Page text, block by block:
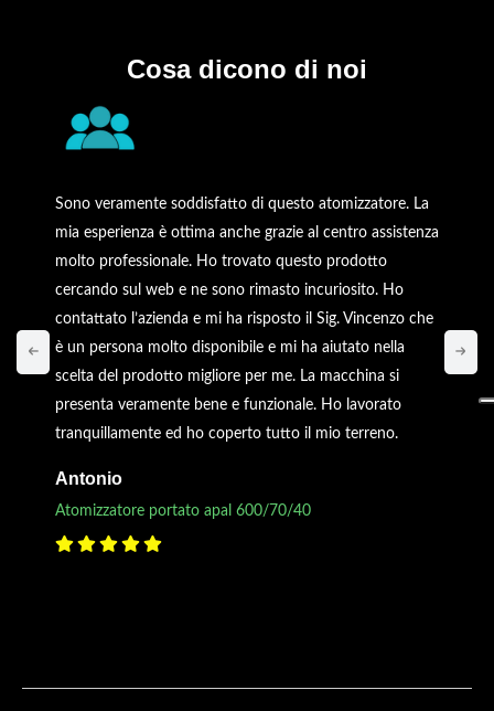
Cosa dicono di noi
Sono veramente soddisfatto di questo atomizzatore. La
mia esperienza è ottima anche grazie al centro assistenza
molto professionale. Ho trovato questo prodotto
cercando sul web e ne sono rimasto incuriosito. Ho
contattato l’azienda e mi ha risposto il Sig. Vincenzo che
è un persona molto disponibile e mi ha aiutato nella
scelta del prodotto migliore per me. La macchina si
presenta veramente bene e funzionale. Ho lavorato
tranquillamente ed ho coperto tutto il mio terreno.
Antonio
Atomizzatore portato apal 600/70/40